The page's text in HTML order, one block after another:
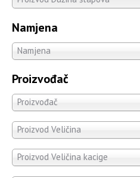
Namjena
Namjena
Proizvođač
Proizvođač
Proizvod Veličina
Proizvod Veličina kacige